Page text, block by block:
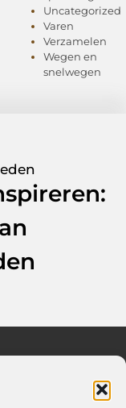
Uncategorized
Varen
Verzamelen
Wegen en
snelwegen
dag